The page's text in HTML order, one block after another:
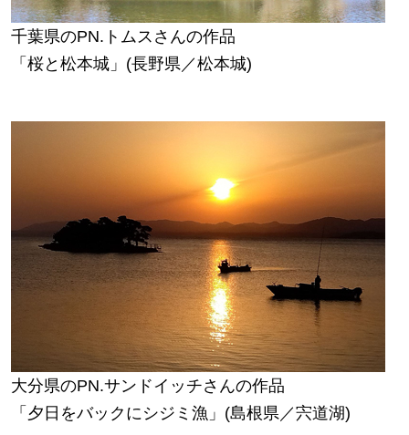
千葉県のPN.トムスさんの作品
「桜と松本城」(長野県／松本城)
大分県のPN.サンドイッチさんの作品
「夕日をバックにシジミ漁」(島根県／宍道湖)